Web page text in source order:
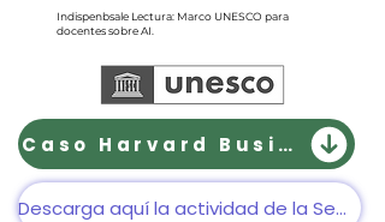
Indispenbsale Lectura: Marco UNESCO para
docentes sobre AI.
Caso Harvard Business Review
Descarga aquí la actividad de la Semana I